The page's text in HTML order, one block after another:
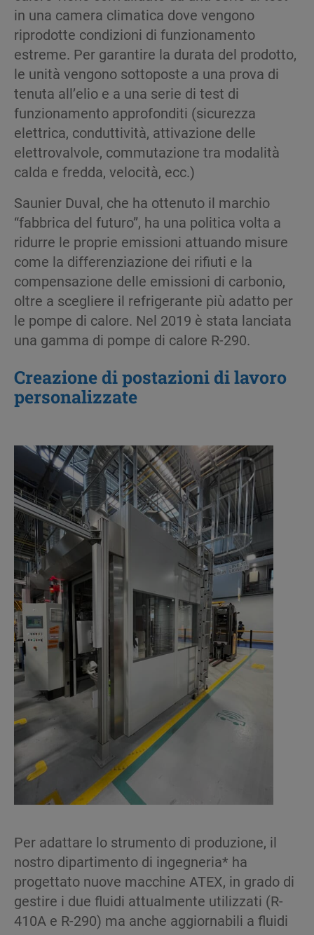
in una camera climatica dove vengono
riprodotte condizioni di funzionamento
estreme. Per garantire la durata del prodotto,
le unità vengono sottoposte a una prova di
tenuta all’elio e a una serie di test di
funzionamento approfonditi (sicurezza
elettrica, conduttività, attivazione delle
elettrovalvole, commutazione tra modalità
calda e fredda, velocità, ecc.)
Saunier Duval, che ha ottenuto il marchio
“fabbrica del futuro”, ha una politica volta a
ridurre le proprie emissioni attuando misure
come la differenziazione dei rifiuti e la
compensazione delle emissioni di carbonio,
oltre a scegliere il refrigerante più adatto per
le pompe di calore. Nel 2019 è stata lanciata
una gamma di pompe di calore R-290.
Creazione dipostazioni dilavoro
personalizzate
Per adattare lo strumento di produzione, il
nostro dipartimento di ingegneria* ha
progettato nuove macchine ATEX, in grado di
gestire i due fluidi attualmente utilizzati (R-
410A e R-290) ma anche aggiornabili a fluidi